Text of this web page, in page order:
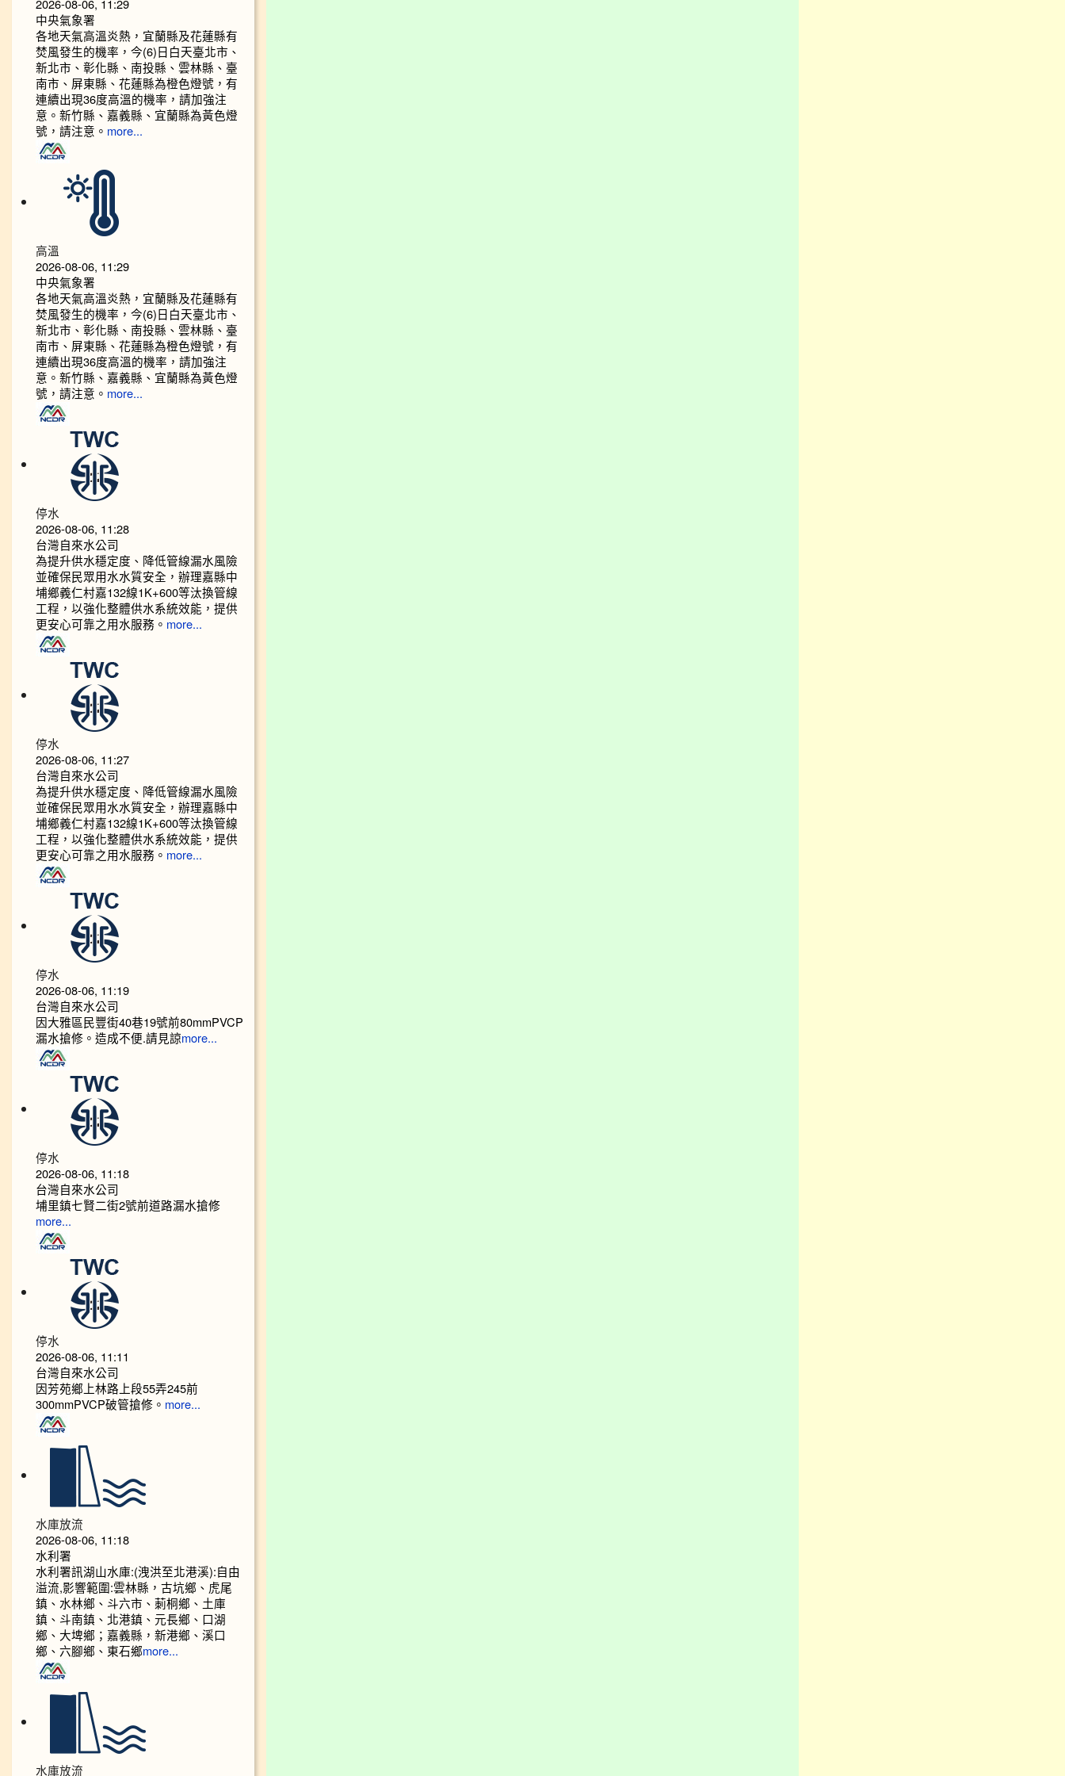
2026-08-06, 11:29
中央氣象署
各地天氣高溫炎熱，宜蘭縣及花蓮縣有
焚風發生的機率，今(6)日白天臺北市、
新北市、彰化縣、南投縣、雲林縣、臺
南市、屏東縣、花蓮縣為橙色燈號，有
連續出現36度高溫的機率，請加強注
意。新竹縣、嘉義縣、宜蘭縣為黃色燈
號，請注意。 more...
高溫
2026-08-06, 11:29
中央氣象署
各地天氣高溫炎熱，宜蘭縣及花蓮縣有
焚風發生的機率，今(6)日白天臺北市、
新北市、彰化縣、南投縣、雲林縣、臺
南市、屏東縣、花蓮縣為橙色燈號，有
連續出現36度高溫的機率，請加強注
意。新竹縣、嘉義縣、宜蘭縣為黃色燈
號，請注意。 more...
停水
2026-08-06, 11:28
台灣自來水公司
為提升供水穩定度、降低管線漏水風險
並確保民眾用水水質安全，辦理嘉縣中
埔鄉義仁村嘉132線1K+600等汰換管線
工程，以強化整體供水系統效能，提供
更安心可靠之用水服務。 more...
停水
2026-08-06, 11:27
台灣自來水公司
為提升供水穩定度、降低管線漏水風險
並確保民眾用水水質安全，辦理嘉縣中
埔鄉義仁村嘉132線1K+600等汰換管線
工程，以強化整體供水系統效能，提供
更安心可靠之用水服務。 more...
停水
2026-08-06, 11:19
台灣自來水公司
因大雅區民豐街40巷19號前80mmPVCP
漏水搶修。造成不便.請見諒more...
停水
2026-08-06, 11:18
台灣自來水公司
埔里鎮七賢二街2號前道路漏水搶修
more...
停水
2026-08-06, 11:11
台灣自來水公司
因芳苑鄉上林路上段55弄245前
300mmPVCP破管搶修。 more...
水庫放流
2026-08-06, 11:18
水利署
水利署訊湖山水庫:(洩洪至北港溪):自由
溢流,影響範圍:雲林縣，古坑鄉、虎尾
鎮、水林鄉、斗六市、莿桐鄉、土庫
鎮、斗南鎮、北港鎮、元長鄉、口湖
鄉、大埤鄉；嘉義縣，新港鄉、溪口
鄉、六腳鄉、東石鄉more...
水庫放流